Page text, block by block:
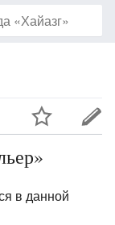
в данной